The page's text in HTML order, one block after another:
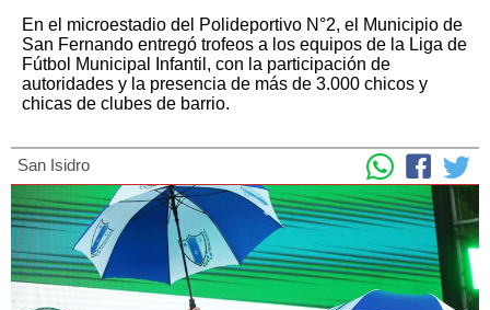
En el microestadio del Polideportivo N°2, el Municipio de
San Fernando entregó trofeos a los equipos de la Liga de
Fútbol Municipal Infantil, con la participación de
autoridades y la presencia de más de 3.000 chicos y
chicas de clubes de barrio.
San Isidro